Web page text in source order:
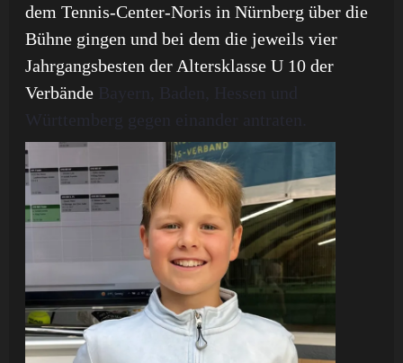
dem Tennis-Center-Noris in Nürnberg über die
Bühne gingen und bei dem die jeweils vier
Jahrgangsbesten der Altersklasse U 10 der
Verbände
Bayern, Baden, Hessen und
Württemberg gegen einander antraten.